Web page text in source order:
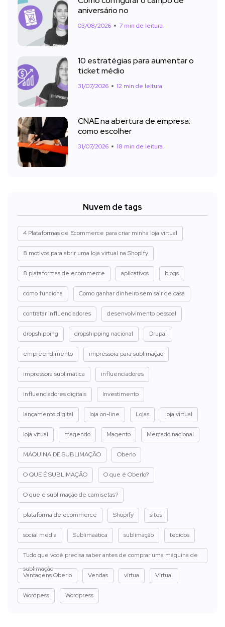
aniversário no
03/08/2026 7 min de leitura
10 estratégias para aumentar o
ticket médio
31/07/2026 12 min de leitura
CNAE na abertura de empresa:
como escolher
31/07/2026 18 min de leitura
Nuvem de tags
4 Plataformas de Ecommerce para criar minha loja virtual
8 motivos para abrir uma loja virtual na Shopify
8 plataformas de ecommerce aplicativos blogs
como funciona Como ganhar dinheiro sem sair de casa
contratar influenciadores desenvolvimento pessoal
dropshipping dropshipping nacional Drupal
empreendimento impressora para sublimação
impressora sublimática influenciadores
influenciadores digitais Investimento
lançamento digital loja on-line Lojas loja virtual
loja vitual magendo Magento Mercado nacional
MÁQUINA DE SUBLIMAÇÃO Oberlo
O QUE É SUBLIMAÇÃO O que é Oberlo?
O que é sublimação de camisetas?
plataforma de ecommerce Shopify sites
social media Sublimaática sublimação tecidos
Tudo que você precisa saber antes de comprar uma máquina de
sublimação
Vantagens Oberlo
Vendas virtua Virtual
Wordpess Wordpress